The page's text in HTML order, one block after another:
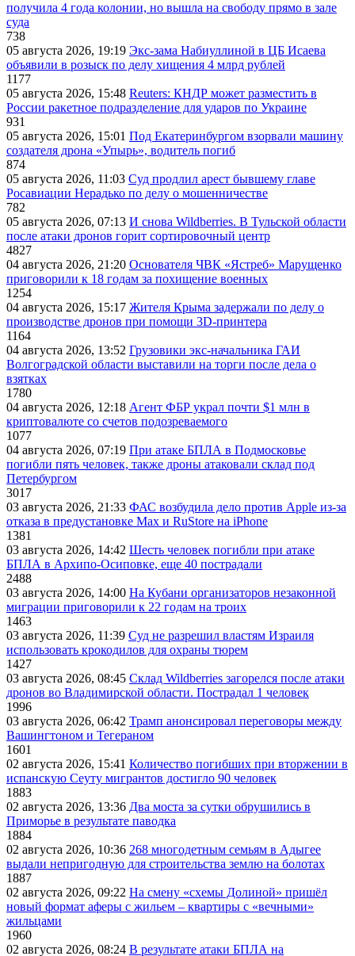
получила 4 года колонии, но вышла на свободу прямо в зале
суда
738
05 августа 2026, 19:19 Экс-зама Набиуллиной в ЦБ Исаева
объявили в розыск по делу хищения 4 млрд рублей
1177
05 августа 2026, 15:48 Reuters: КНДР может разместить в
России ракетное подразделение для ударов по Украине
931
05 августа 2026, 15:01 Под Екатеринбургом взорвали машину
создателя дрона «Упырь», водитель погиб
874
05 августа 2026, 11:03 Суд продлил арест бывшему главе
Росавиации Нерадько по делу о мошенничестве
782
05 августа 2026, 07:13 И снова Wildberries. В Тульской области
после атаки дронов горит сортировочный центр
4827
04 августа 2026, 21:20 Основателя ЧВК «Ястреб» Марущенко
приговорили к 18 годам за похищение военных
1254
04 августа 2026, 15:17 Жителя Крыма задержали по делу о
производстве дронов при помощи 3D‑принтера
1164
04 августа 2026, 13:52 Грузовики экс-начальника ГАИ
Волгоградской области выставили на торги после дела о
взятках
1780
04 августа 2026, 12:18 Агент ФБР украл почти $1 млн в
криптовалюте со счетов подозреваемого
1077
04 августа 2026, 07:19 При атаке БПЛА в Подмосковье
погибли пять человек, также дроны атаковали склад под
Петербургом
3017
03 августа 2026, 21:33 ФАС возбудила дело против Apple из-за
отказа в предустановке Max и RuStore на iPhone
1381
03 августа 2026, 14:42 Шесть человек погибли при атаке
БПЛА в Архипо-Осиповке, еще 40 пострадали
2488
03 августа 2026, 14:00 На Кубани организаторов незаконной
миграции приговорили к 22 годам на троих
1463
03 августа 2026, 11:39 Суд не разрешил властям Израиля
использовать крокодилов для охраны тюрем
1427
03 августа 2026, 08:45 Склад Wildberries загорелся после атаки
дронов во Владимирской области. Пострадал 1 человек
1996
03 августа 2026, 06:42 Трамп анонсировал переговоры между
Вашингтоном и Тегераном
1601
02 августа 2026, 15:41 Количество погибших при вторжении в
испанскую Сеуту мигрантов достигло 90 человек
1883
02 августа 2026, 13:36 Два моста за сутки обрушились в
Приморье в результате паводка
1884
02 августа 2026, 10:36 268 многодетным семьям в Адыгее
выдали непригодную для строительства землю на болотах
1887
02 августа 2026, 09:22 На смену «схемы Долиной» пришёл
новый формат аферы с жильем – квартиры с «вечными»
жильцами
1960
02 августа 2026, 08:24 В результате атаки БПЛА на